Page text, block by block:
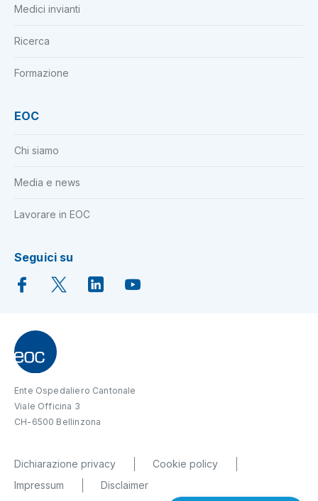
Medici invianti
Ricerca
Formazione
EOC
Chi siamo
Media e news
Lavorare in EOC
Seguici su
Ente Ospedaliero Cantonale
Viale Officina 3
CH-6500 Bellinzona
Dichiarazione privacy
Cookie policy
Impressum
Disclaimer